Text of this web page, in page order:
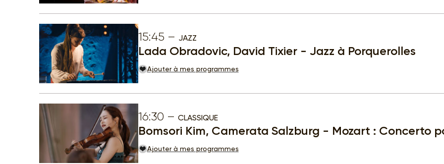
15:45 JAZZ
Lada Obradovic, David Tixier - Jazz à Porquerolles
Ajouter à mes programmes
16:30 CLASSIQUE
Bomsori Kim, Camerata Salzburg - Mozart : Concerto
Ajouter à mes programmes